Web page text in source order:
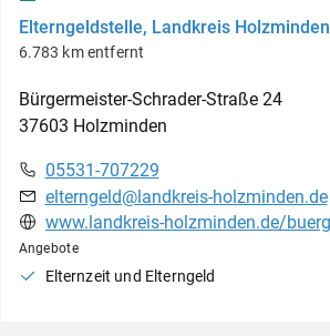
Elterngeldstelle, Landkreis Holzminden
6.783 km entfernt
Bürgermeister-Schrader-Straße 24
37603 Holzminden
05531-707229
elterngeld@landkreis-holzminden.de
Angebote
Elternzeit und Elterngeld